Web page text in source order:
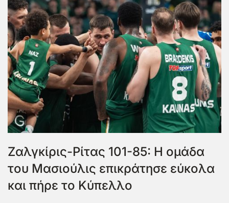
Ζαλγκίρις-Ρίτας 101-85: Η ομάδα
του Μασιούλις επικράτησε εύκολα
και πήρε το Κύπελλο